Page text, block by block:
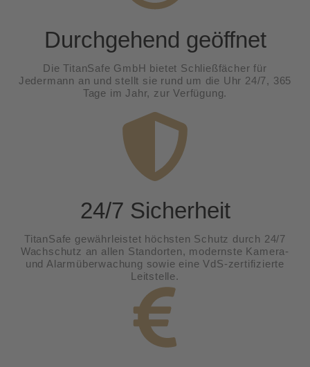
Durchgehend geöffnet
Die TitanSafe GmbH bietet Schließfächer für
Jedermann an und stellt sie rund um die Uhr 24/7, 365
Tage im Jahr, zur Verfügung.
24/7 Sicherheit
TitanSafe gewährleistet höchsten Schutz durch 24/7
Wachschutz an allen Standorten, modernste Kamera-
und Alarmüberwachung sowie eine VdS-zertifizierte
Leitstelle.